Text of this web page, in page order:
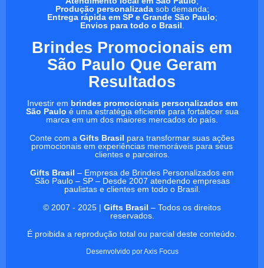
Produção personalizadasob demanda;
Entrega rápida em SP e Grande São Paulo;
Envios para todo o Brasil
Brindes Promocionais em
São Paulo Que Geram
Resultados
Investir em brindes promocionais personalizados em
São Paulo é uma estratégia eficiente para fortalecer sua
marca em um dos maiores mercados do país.
Conte com a Gifts Brasil para transformar suas ações
promocionais em experiências memoráveis para seus
clientes e parceiros.
Gifts Brasil – Empresa de Brindes Personalizados em
São Paulo – SP – Desde 2007 atendendo empresas
paulistas e clientes em todo o Brasil.
© 2007 - 2025 | Gifts Brasil – Todos os direitos
reservados.
É proibida a reprodução total ou parcial deste conteúdo.
Desenvolvido porAxis Focus